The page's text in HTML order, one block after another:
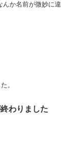
んか名前が微妙に違
。
わりました